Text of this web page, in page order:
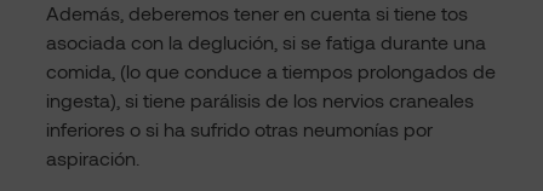
Además, deberemos tener en cuenta si tiene tos
asociada con la deglución, si se fatiga durante una
comida, (lo que conduce a tiempos prolongados de
ingesta), si tiene parálisis de los nervios craneales
inferiores o si ha sufrido otras neumonías por
aspiración.